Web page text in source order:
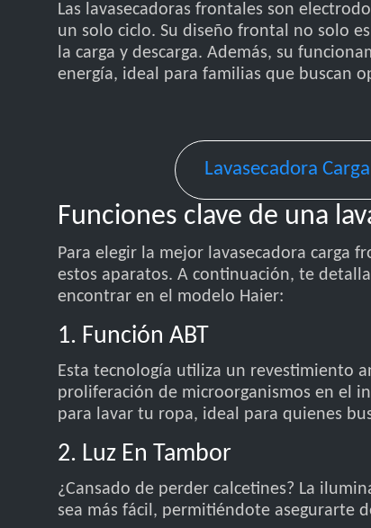
Las lavasecadoras frontales son
un solo ciclo. Su diseño frontal no solo
la carga y descarga. Además, su
energía, ideal para familias que buscan
Lavasecadora
Funciones clave de una
Para elegir la mejor lavasecadora carga
estos aparatos. A continuación, te
encontrar en el modelo Haier:
1. Función ABT
Esta tecnología utiliza un revestimiento
proliferación de microorganismos en el
para lavar tu ropa, ideal para quienes
2. Luz En Tambor
¿Cansado de perder calcetines? La
sea más fácil, permitiéndote asegurarte